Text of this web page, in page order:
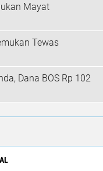
Mayat
Tewas
Dana BOS Rp 102